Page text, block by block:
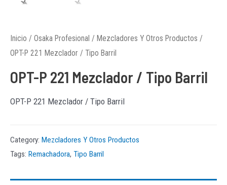
Inicio / Osaka Profesional / Mezcladores Y Otros Productos /
OPT-P 221 Mezclador / Tipo Barril
OPT-P 221 Mezclador / Tipo Barril
OPT-P 221 Mezclador / Tipo Barril
Category: Mezcladores Y Otros Productos
Tags: Remachadora, Tipo Barril